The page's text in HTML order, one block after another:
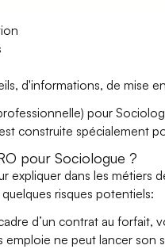
d'informations, de mise
pour
construite spécialement
pour Sociologue ?
dans les métiers
risques potentiels:
d’un contrat au forfait,
emploie ne peut lancer son